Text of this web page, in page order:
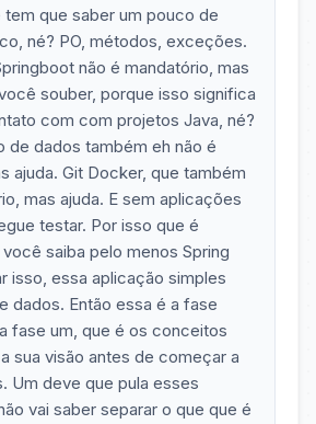
que saber um pouco de
né? PO, métodos, exceções.
não é mandatório, mas
souber, porque isso significa
com com projetos Java, né?
de dados também eh não é
ajuda. Git Docker, que também
mas ajuda. E sem aplicações
testar. Por isso que é
saiba pelo menos Spring
isso, essa aplicação simples
dados. Então essa é a fase
fase um, que é os conceitos
sua visão antes de começar a
Um deve que pula esses
vai saber separar o que que é